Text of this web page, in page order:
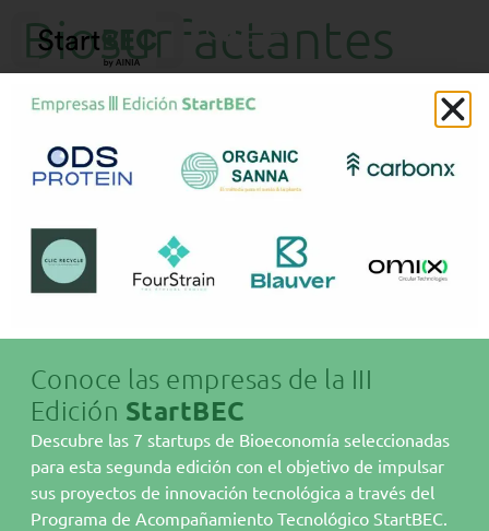
Biosurfactantes
derivados de
residuos
Sobre AINIA
Bioeconomía
Áreas StartBEC
Conoce las empresas de la III
Edición StartBEC
Descubre las 7 startups de Bioeconomía seleccionadas
para esta segunda edición con el objetivo de impulsar
sus proyectos de innovación tecnológica a través del
Programa de Acompañamiento Tecnológico StartBEC.